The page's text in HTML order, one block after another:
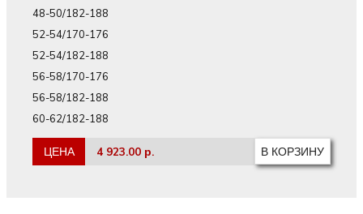
48-50/182-188
52-54/170-176
52-54/182-188
56-58/170-176
56-58/182-188
60-62/182-188
ЦЕНА 4 923.00 р.